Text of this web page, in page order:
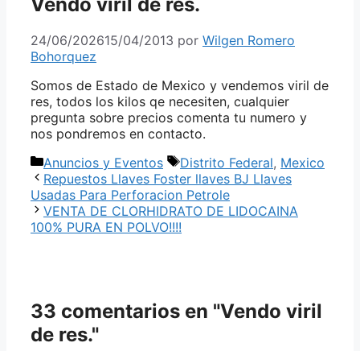
24/06/202615/04/2013 por Wilgen Romero
Bohorquez
Somos de Estado de Mexico y vendemos viril de
res, todos los kilos qe necesiten, cualquier
pregunta sobre precios comenta tu numero y
nos pondremos en contacto.
Categorías
Anuncios y Eventos Etiquetas
Distrito Federal, Mexico
Repuestos Llaves Foster llaves BJ Llaves
Usadas Para Perforacion Petrole
VENTA DE CLORHIDRATO DE LIDOCAINA
100% PURA EN POLVO!!!!
33 comentarios en "Vendo viril
de res."